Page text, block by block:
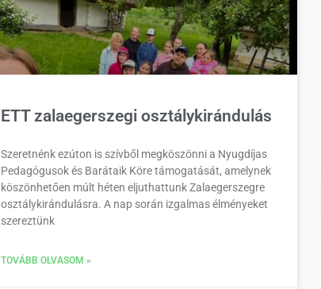
ETT zalaegerszegi osztálykirándulás
Szeretnénk ezúton is szívből megköszönni a Nyugdíjas
Pedagógusok és Barátaik Köre támogatását, amelynek
köszönhetően múlt héten eljuthattunk Zalaegerszegre
osztálykirándulásra. A nap során izgalmas élményeket
szereztünk
TOVÁBB OLVASOM »